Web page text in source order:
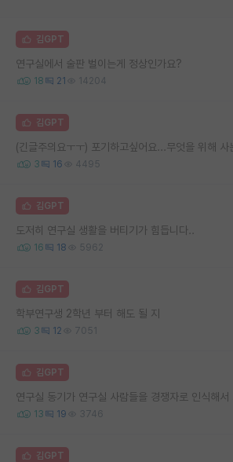
김GPT
연구실에서 술판 벌이는게 정상인가요?
18 21 14204
김GPT
(긴글주의요ㅜㅜ) 포기하고싶어요...무엇을 위해 사
3 16 4495
김GPT
도저히 연구실 생활을 버티기가 힘듭니다..
16 18 5962
김GPT
학부연구생 2학년 부터 해도 될 지
3 12 7051
김GPT
연구실 동기가 연구실 사람들을 경쟁자로 인식해서
13 19 3746
김GPT